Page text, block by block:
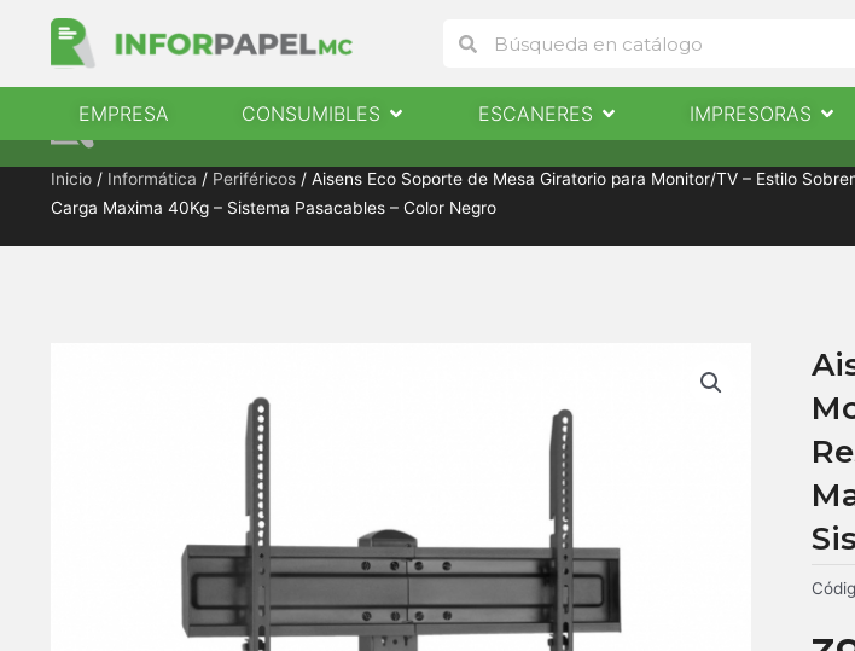
contenido
BuscarBuscar
EMPRESA CONSUMIBLES ESCANERES IMPRESORAS INFORMÁTICA
EMPRESA CONSUMIBLES Abrir Consumibles
ESCANERES Abrir EscaneresIMPRESORAS
Inicio / Informática / Periféricos / Aisens Eco Soporte de Mesa Giratorio para Monitor/TV – Estilo
Carga Maxima 40Kg – Sistema Pasacables – Color Negro